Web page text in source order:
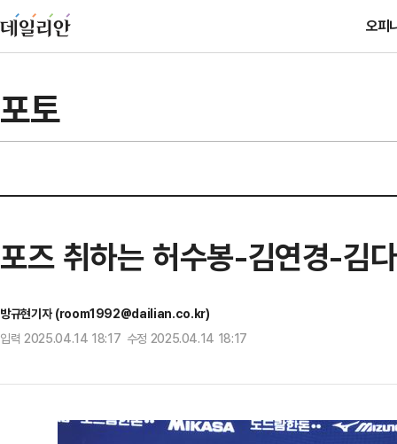
오피
포토
포즈 취하는 허수봉-김연경-김
방규현기자 (room1992@dailian.co.kr)
입력 2025.04.14 18:17 수정 2025.04.14 18:17